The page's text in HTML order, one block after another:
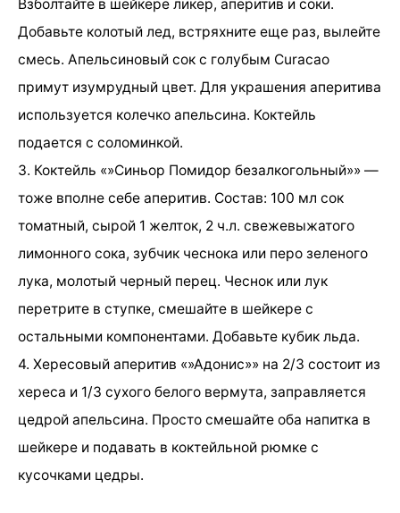
Взболтайте в шейкере ликер, аперитив и соки.
Добавьте колотый лед, встряхните еще раз, вылейте
смесь. Апельсиновый сок с голубым Curacao
примут изумрудный цвет. Для украшения аперитива
используется колечко апельсина. Коктейль
подается с соломинкой.
3. Коктейль «»Синьор Помидор безалкогольный»» —
тоже вполне себе аперитив. Состав: 100 мл сок
томатный, сырой 1 желток, 2 ч.л. свежевыжатого
лимонного сока, зубчик чеснока или перо зеленого
лука, молотый черный перец. Чеснок или лук
перетрите в ступке, смешайте в шейкере с
остальными компонентами. Добавьте кубик льда.
4. Хересовый аперитив «»Адонис»» на 2/3 состоит из
хереса и 1/3 сухого белого вермута, заправляется
цедрой апельсина. Просто смешайте оба напитка в
шейкере и подавать в коктейльной рюмке с
кусочками цедры.